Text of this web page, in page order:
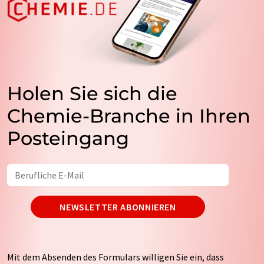
Holen Sie sich die
Chemie-Branche in Ihren
Posteingang
NEWSLETTER ABONNIEREN
Mit dem Absenden des Formulars willigen Sie ein, dass